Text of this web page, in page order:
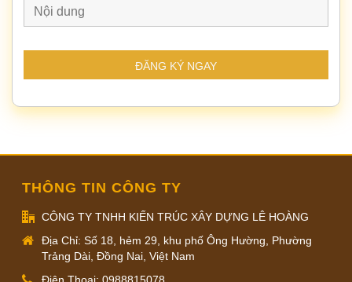
THÔNG TIN CÔNG TY
CÔNG TY TNHH KIẾN TRÚC XÂY DỰNG LÊ HOÀNG
Địa Chỉ: Số 18, hẻm 29, khu phố Ông Hường, Phường
Trảng Dài, Đồng Nai, Việt Nam